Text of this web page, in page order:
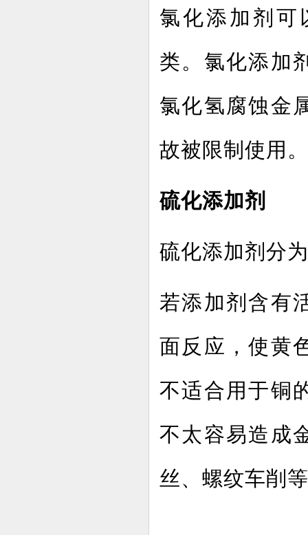
氯化添加剂可
类。氯化添加
氯化氢腐蚀金
故被限制使用。
硫化添加剂
硫化添加剂分
若添加剂含有
面反应，使黄
不适合用于铜
不太容易造成
丝、螺纹车削